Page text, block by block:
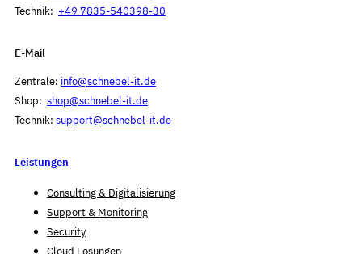
Technik: +49 7835-540398-30
E-Mail
Zentrale: info@schnebel-it.de
Shop: shop@schnebel-it.de
Technik: support@schnebel-it.de
Leistungen
Consulting & Digitalisierung
Support & Monitoring
Security
Cloud Lösungen